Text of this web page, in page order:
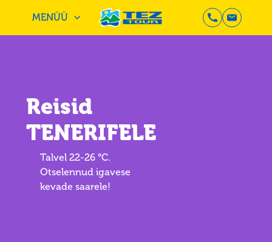
MENÜÜ
Reisid
TENERIFELE
Talvel 22-26 °C.
Otselennud igavese
kevade saarele!